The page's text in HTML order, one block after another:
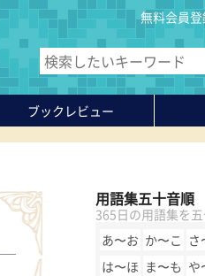
無料会員
ブックレビュー
用語集五十音順
365日の用語集を
あ〜お か〜こ さ
は〜ほ ま〜も や